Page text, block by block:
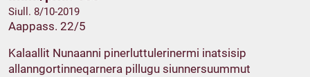
Siull. 8/10-2019
Aappass. 22/5
Kalaallit Nunaanni pinerluttulerinermi inatsisip
allanngortinneqarnera pillugu siunnersuummut